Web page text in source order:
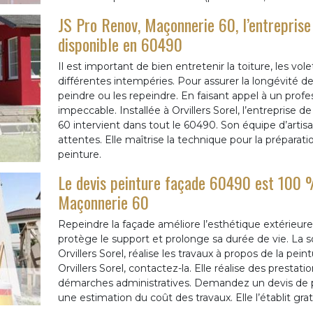
JS Pro Renov, Maçonnerie 60,
disponible en 60490
Il est important de bien entretenir la toiture, les
différentes intempéries. Pour assurer la longévité
peindre ou les repeindre. En faisant appel à un
impeccable. Installée à Orvillers Sorel, l’entreprise
60 intervient dans tout le 60490. Son équipe
attentes. Elle maîtrise la technique pour la
peinture.
Le devis peinture façade 60490 est 100
Maçonnerie 60
Repeindre la façade améliore l’esthétique
protège le support et prolonge sa durée de vie. La
Orvillers Sorel, réalise les travaux à propos de la
Orvillers Sorel, contactez-la. Elle réalise des
démarches administratives. Demandez un devis de
une estimation du coût des travaux. Elle l’établit